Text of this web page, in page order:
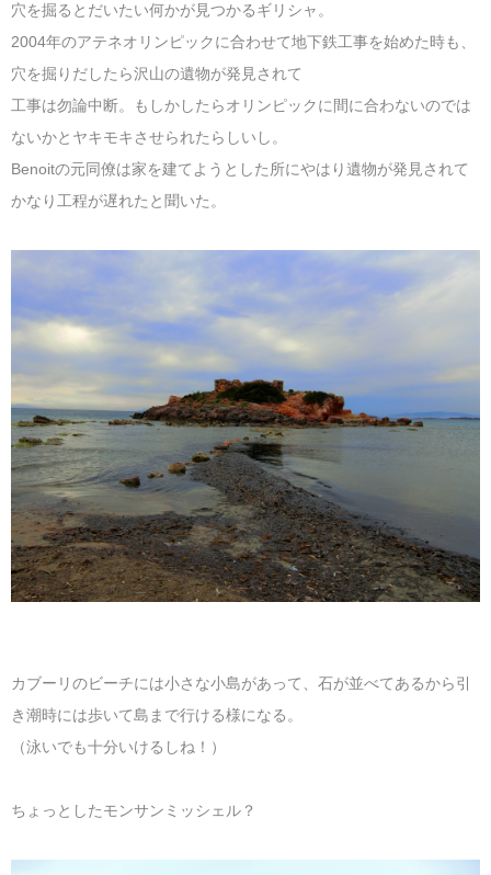
穴を掘るとだいたい何かが見つかるギリシャ。
2004年のアテネオリンピックに合わせて地下鉄工事を始めた時も、
穴を掘りだしたら沢山の遺物が発見されて
工事は勿論中断。もしかしたらオリンピックに間に合わないのでは
ないかとヤキモキさせられたらしいし。
Benoitの元同僚は家を建てようとした所にやはり遺物が発見されて
かなり工程が遅れたと聞いた。
カブーリのビーチには小さな小島があって、石が並べてあるから引
き潮時には歩いて島まで行ける様になる。
（泳いでも十分いけるしね！）
ちょっとしたモンサンミッシェル？